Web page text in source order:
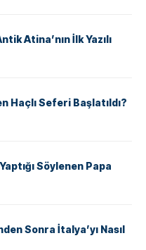
Atina’nın İlk Yazılı
Haçlı Seferi Başlatıldı?
Söylenen Papa
Sonra İtalya’yı Nasıl